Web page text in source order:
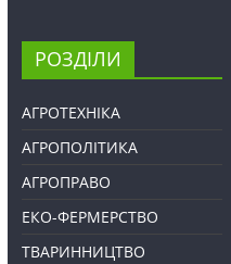
РОЗДІЛИ
АГРОТЕХНІКА
АГРОПОЛІТИКА
АГРОПРАВО
ЕКО-ФЕРМЕРСТВО
ТВАРИННИЦТВО